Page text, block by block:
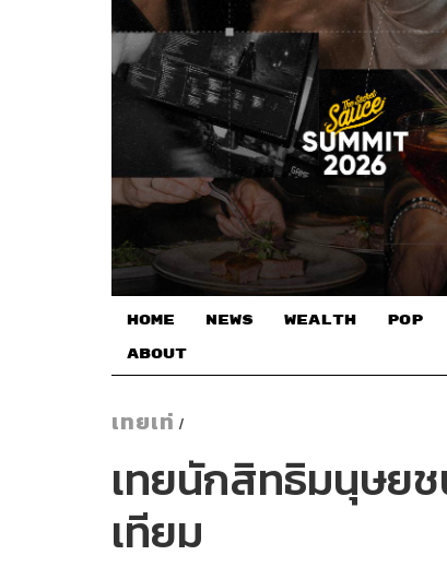
HOME NEWS WEALTH POP
ABOUT
เทยเท่ /
เทยนักสิทธิมนุษยช
เทียม